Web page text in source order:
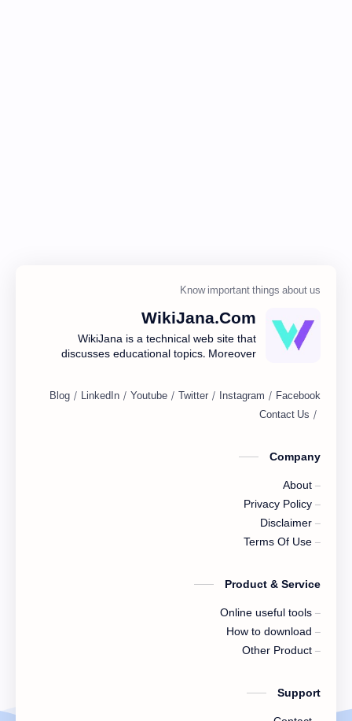
WikiJana.Com
WikiJana is a technical web site that
discusses educational topics. Moreover
Company
About
Privacy Policy
Disclaimer
Terms Of Use
Product & Service
Online useful tools
How to download
Other Product
Support